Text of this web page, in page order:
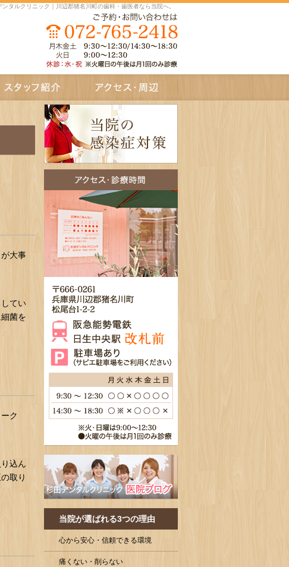
ンタルクリニック｜川辺郡猪名川町の歯科・歯医者なら当院へ。
大事
てい
菌を
ク
込ん
取り
当院が選ばれる3つの理由
心から安心・信頼できる環境
痛くない・削らない
アクセス・周辺